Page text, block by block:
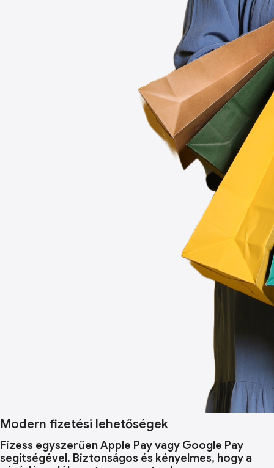
Modern fizetési lehetőségek
Fizess egyszerűen Apple Pay vagy Google Pay
segítségével. Biztonságos és kényelmes, hogy a